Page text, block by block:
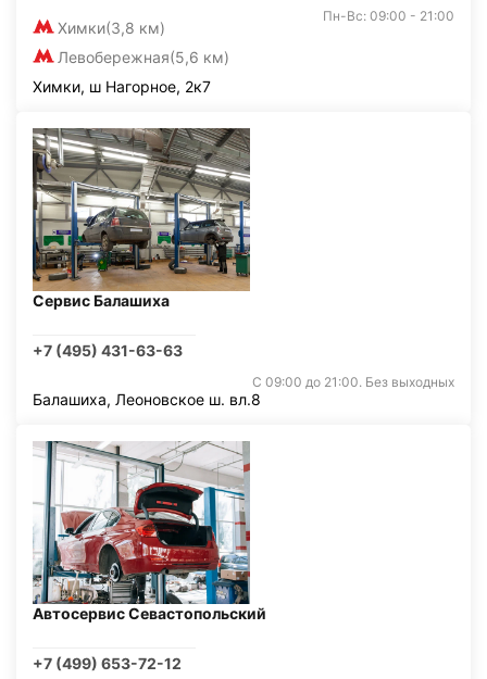
Химки(3,8 км)
Левобережная(5,6 км)
Пн-Вс: 09:00 - 21:00
Химки, ш Нагорное, 2к7
Сервис Балашиха
+7 (495) 431-63-63
С 09:00 до 21:00. Без выходных
Балашиха, Леоновское ш. вл.8
Автосервис Севастопольский
+7 (499) 653-72-12